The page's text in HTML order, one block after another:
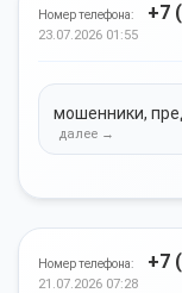
Номер телефона: +7
23.07.2026 01:55
мошенники,
Номер телефона: +7
21.07.2026 07:28